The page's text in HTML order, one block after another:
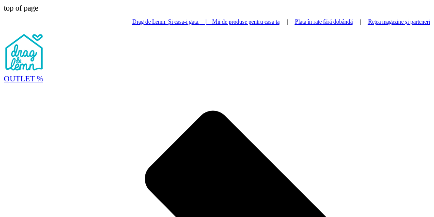
top of page
Drag de Lemn. Și casa-i gata. Mii de produse pentru casa ta| Plata în rate fără dobândă| Rețea magazine și parteneri
OUTLET %